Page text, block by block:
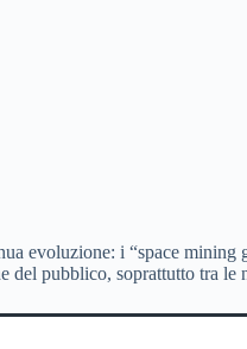
evoluzione: i “space mining
pubblico, soprattutto tra